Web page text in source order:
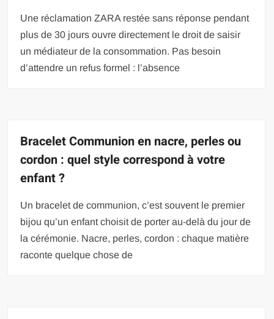
Une réclamation ZARA restée sans réponse pendant
plus de 30 jours ouvre directement le droit de saisir
un médiateur de la consommation. Pas besoin
d’attendre un refus formel : l’absence
Bracelet Communion en nacre, perles ou
cordon : quel style correspond à votre
enfant ?
Un bracelet de communion, c’est souvent le premier
bijou qu’un enfant choisit de porter au-delà du jour de
la cérémonie. Nacre, perles, cordon : chaque matière
raconte quelque chose de